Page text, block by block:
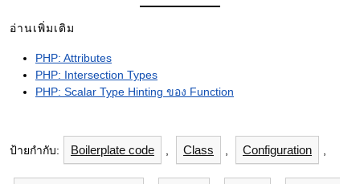
อ่านเพิ่มเติม
PHP: Attributes
PHP: Intersection Types
PHP: Scalar Type Hinting ของ Function
ป้ายกำกับ: Boilerplate code Class Configuration